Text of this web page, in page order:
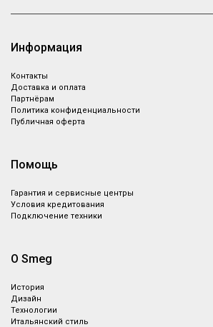
Информация
Контакты
Доставка и оплата
Партнёрам
Политика конфиденциальности
Публичная оферта
Помощь
Гарантия и сервисные центры
Условия кредитования
Подключение техники
О Smeg
История
Дизайн
Технологии
Итальянский стиль